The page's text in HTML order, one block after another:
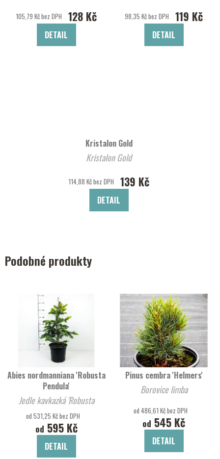
105,79 Kč bez DPH 128 Kč
DETAIL
98,35 Kč bez DPH 119 Kč
DETAIL
Kristalon Gold
Kristalon Gold
114,88 Kč bez DPH 139 Kč
DETAIL
Podobné produkty
Abies nordmanniana 'Robusta
Pendula'
Jedle kavkazká 'Robusta
Pendula'
od 531,25 Kč bez DPH
od 595 Kč
DETAIL
Pinus cembra 'Helmers'
Borovice limba
od 486,61 Kč bez DPH
od 545 Kč
DETAIL